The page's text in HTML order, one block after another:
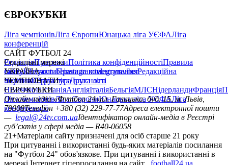
ЄВРОКУБКИ
Ліга чемпіонівЛіга ЄвропиЮнацька ліга УЄФАЛіга
конференцій
САЙТ ФУТБОЛ 24
РедакціяПрогнозиПолітика конфіденційностіПравила
сайтуКонтактиПравила коментуванняРедакційна
політикаСтруктура власності
Соціальні мережі
facebookxyoutubeinstagramtelegramviber
УКРАЇНА
УкраїнаПерша лігаДруга ліга
ЧЕМПІОНАТИ
НімеччинаІспаніяАнгліяІталіяБельгіяМЛСНідерландиФранція
ЄВРОКУБКИ
Ліга чемпіонівЛіга ЄвропиЮнацька ліга УЄФАЛіга
конференцій
Онлайн-медіа «Футбол 24»пл. Галицька, буд. 15, м. Львів,
79008Телефон +380 (32) 229-77-77Адреса електронної пошти
— legal@24tv.com.uaІдентифікатор онлайн-медіа в Реєстрі
суб’єктів у сфері медіа — R40-06058
21+Матеріали сайту призначені для осіб старше 21 року
При цитуванні і використанні будь-яких матеріалів посилання
на "Футбол 24" обов'язкове. При цитуванні і використанні в